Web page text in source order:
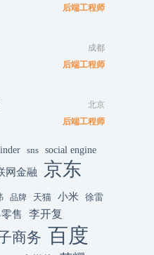
后端工程师
成都
后端工程师
北京
后端工程师
sns social engine
网金融 京东
品牌 天猫 小米 徐雷
售 李开复
商务 百度